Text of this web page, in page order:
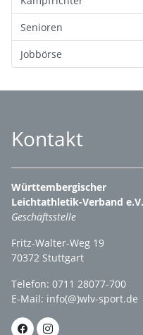
Senioren
Jobbörse
Kontakt
Württembergischer
Leichtathletik-Verband e.V.
Geschäftsstelle
Fritz-Walter-Weg 19
70372 Stuttgart
Telefon: 0711 28077-700
E-Mail: info(@)wlv-sport.de